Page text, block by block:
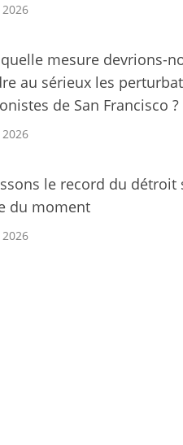
mesure devrions-
au sérieux les
de San Francisco ?
le record du détroit
du moment